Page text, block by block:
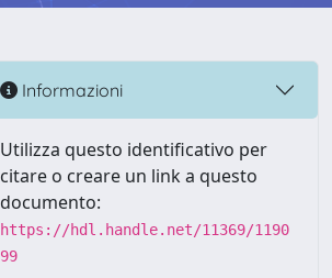
Informazioni
Utilizza questo identificativo per
citare o creare un link a questo
documento:
https://hdl.handle.net/11369/1190
99